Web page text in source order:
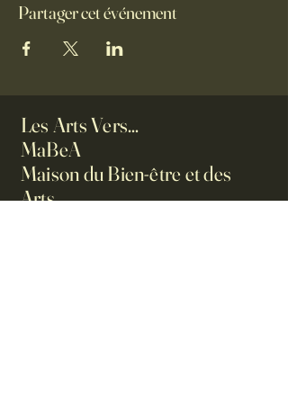
Partager cet événement
Les Arts Vers...
MaBeA
Maison du Bien-être et des
Arts